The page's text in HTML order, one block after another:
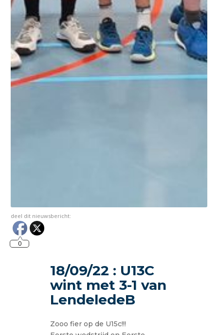
deel dit nieuwsbericht:
0
18/09/22 : U13C
wint met 3-1 van
LendeledeB
Zooo fier op de U15c!!!